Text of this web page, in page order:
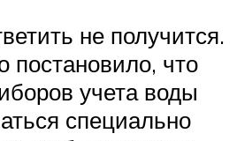
не получится.
постановило, что
учета воды
специально